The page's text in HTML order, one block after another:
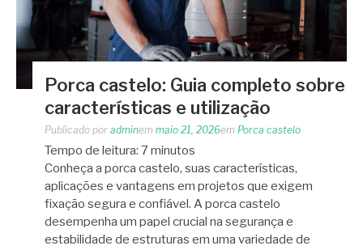
Porca castelo: Guia completo sobre
características e utilização
Publicado por adminem maio 21, 2026em Porca castelo
Tempo de leitura: 7minutos
Conheça a porca castelo, suas características,
aplicações e vantagens em projetos que exigem
fixação segura e confiável. A porca castelo
desempenha um papel crucial na segurança e
estabilidade de estruturas em uma variedade de